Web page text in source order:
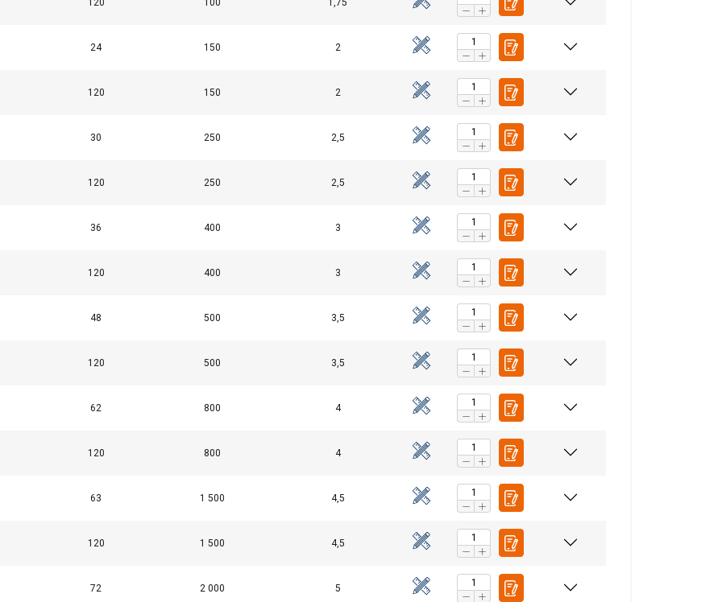
120 100 1,75
24 150 2
120 150 2
30 250 2,5
120 250 2,5
36 400 3
120 400 3
48 500 3,5
120 500 3,5
62 800 4
120 800 4
63 1 500 4,5
120 1 500 4,5
72 2 000 5
0 - 45° 45-60°